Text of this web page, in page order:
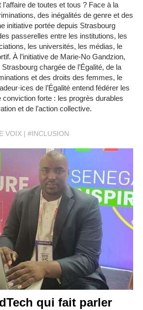
l’affaire de toutes et tous ? Face à la
des inégalités de genre et des
initiative portée depuis Strasbourg
passerelles entre les institutions, les
les universités, les médias, le
À l’initiative de Marie-No Gandzion,
chargée de l’Égalité, de la
et des droits des femmes, le
de l’Égalité entend fédérer les
conviction forte : les progrès durables
et de l’action collective.
VOIX #INCLUSION
qui fait parler